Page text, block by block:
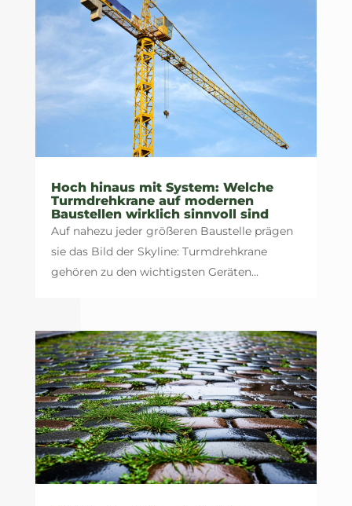
Hoch hinaus mit System: Welche
Turmdrehkrane auf modernen
Baustellen wirklich sinnvoll sind
Auf nahezu jeder größeren Baustelle prägen
sie das Bild der Skyline: Turmdrehkrane
gehören zu den wichtigsten Geräten...